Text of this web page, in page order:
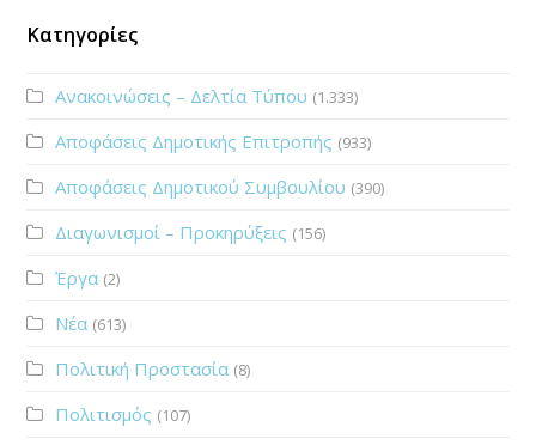
Κατηγορίες
Ανακοινώσεις – Δελτία Τύπου (1.333)
Αποφάσεις Δημοτικής Επιτροπής (933)
Αποφάσεις Δημοτικού Συμβουλίου (390)
Διαγωνισμοί – Προκηρύξεις (156)
Έργα (2)
Νέα (613)
Πολιτική Προστασία (8)
Πολιτισμός (107)